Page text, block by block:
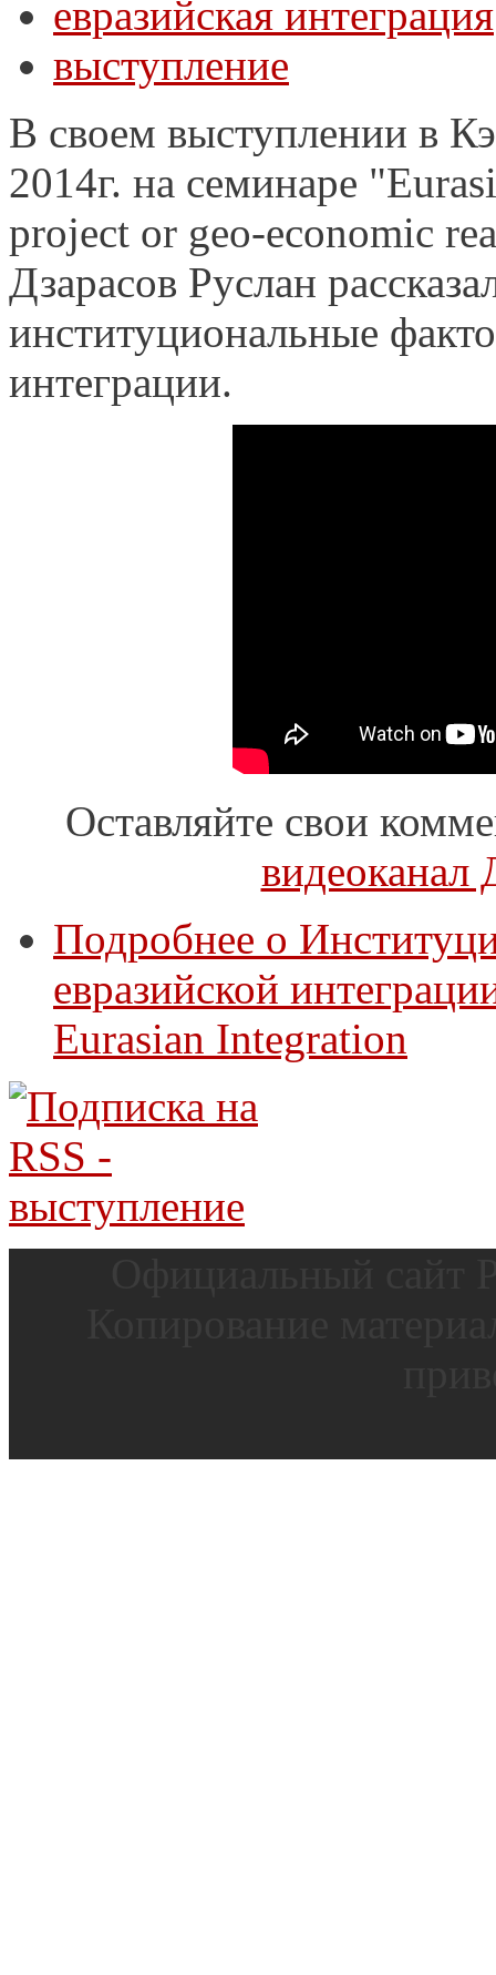
евразийская интеграция
выступление
В своем выступлении в
2014г. на семинаре
project or geo-economic
Дзарасов Руслан
институциональные
интеграции.
Оставляйте свои
видеоканал
Подробнее о
евразийской
Eurasian Integration